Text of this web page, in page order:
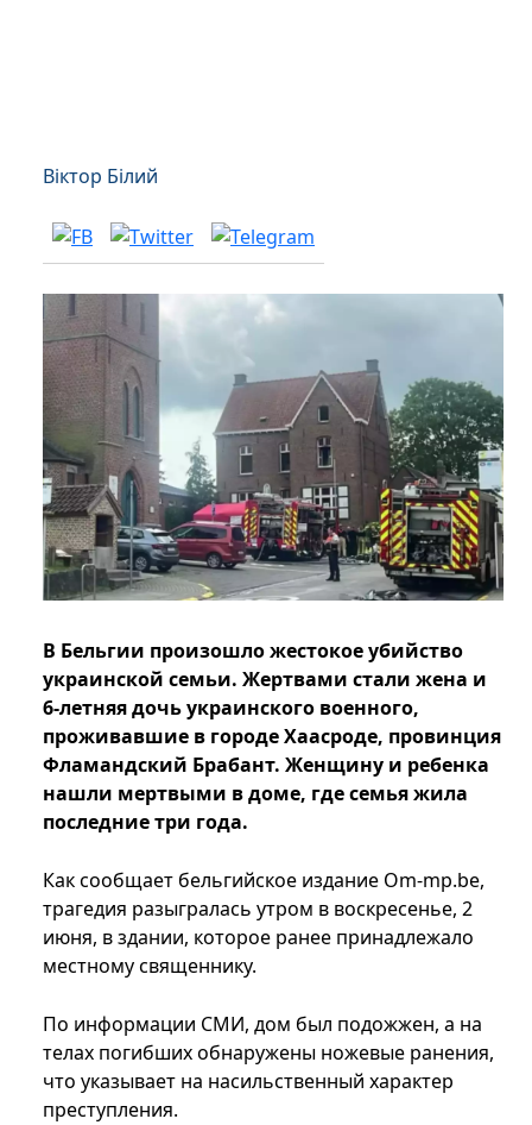
Віктор Білий
В Бельгии произошло жестокое убийство
украинской семьи. Жертвами стали жена и
6-летняя дочь украинского военного,
проживавшие в городе Хаасроде, провинция
Фламандский Брабант. Женщину и ребенка
нашли мертвыми в доме, где семья жила
последние три года.
Как сообщает бельгийское издание Om-mp.be,
трагедия разыгралась утром в воскресенье, 2
июня, в здании, которое ранее принадлежало
местному священнику.
По информации СМИ, дом был подожжен, а на
телах погибших обнаружены ножевые ранения,
что указывает на насильственный характер
преступления.